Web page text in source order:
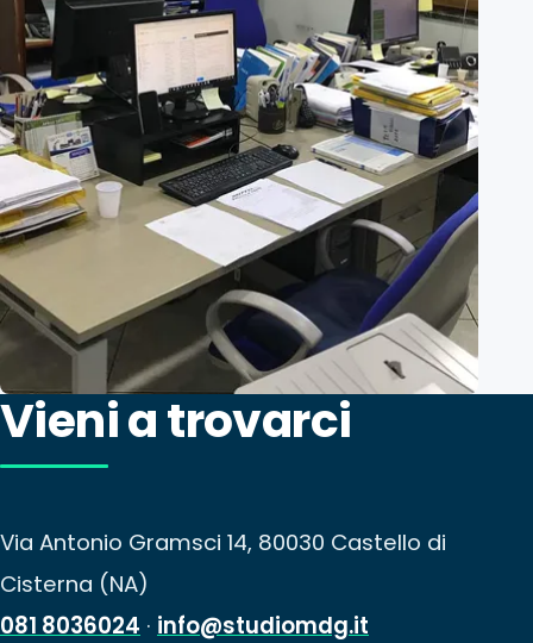
Vieni a trovarci
Via Antonio Gramsci 14, 80030 Castello di
Cisterna (NA)
081 8036024 · info@studiomdg.it